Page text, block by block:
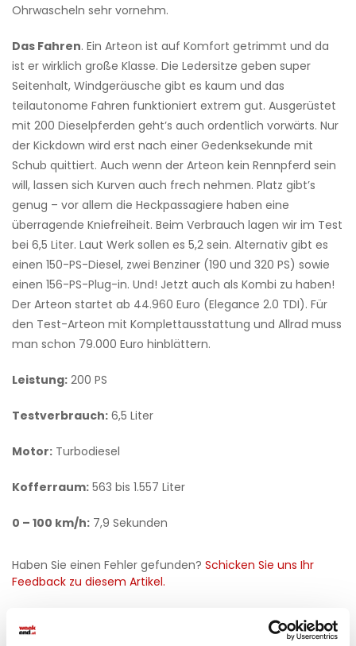
Ohrwascheln sehr vornehm.
Das Fahren. Ein Arteon ist auf Komfort getrimmt und da
ist er wirklich große Klasse. Die Ledersitze geben super
Seitenhalt, Windgeräusche gibt es kaum und das
teilautonome Fahren funktioniert extrem gut. Ausgerüstet
mit 200 Dieselpferden geht’s auch ordentlich vorwärts. Nur
der Kickdown wird erst nach einer Gedenksekunde mit
Schub quittiert. Auch wenn der Arteon kein Rennpferd sein
will, lassen sich Kurven auch frech nehmen. Platz gibt’s
genug – vor allem die Heckpassagiere haben eine
überragende Kniefreiheit. Beim Verbrauch lagen wir im Test
bei 6,5 Liter. Laut Werk sollen es 5,2 sein. Alternativ gibt es
einen 150-PS-Diesel, zwei Benziner (190 und 320 PS) sowie
einen 156-PS-Plug-in. Und! Jetzt auch als Kombi zu haben!
Der Arteon startet ab 44.960 Euro (Elegance 2.0 TDI). Für
den Test-Arteon mit Komplettausstattung und Allrad muss
man schon 79.000 Euro hinblättern.
Leistung: 200 PS
Testverbrauch: 6,5 Liter
Motor: Turbodiesel
Kofferraum: 563 bis 1.557 Liter
0 – 100 km/h: 7,9 Sekunden
Haben Sie einen Fehler gefunden? Schicken Sie uns Ihr
Feedback zu diesem Artikel.